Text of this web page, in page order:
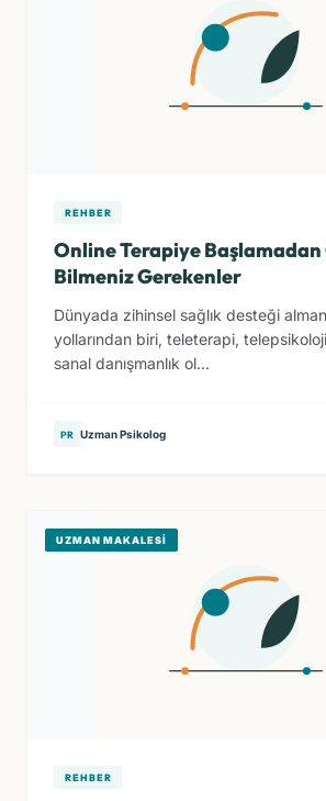
REHBER
Online Terapiye Başlamadan
Bilmeniz Gerekenler
Dünyada zihinsel sağlık desteği
yollarından biri, teleterapi,
sanal danışmanlık ol...
PR Uzman Psikolog
UZMAN MAKALESI
REHBER